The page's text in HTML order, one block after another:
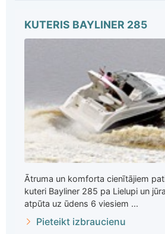
KUTERIS BAYLINER 285
Ātruma un komforta cienītājiem
kuteri Bayliner 285 pa Lielupi un
atpūta uz ūdens 6 viesiem ...
Pieteikt izbraucienu